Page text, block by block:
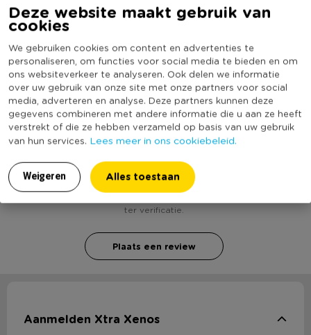
Deze website maakt gebruik van
cookies
We gebruiken cookies om content en advertenties te
personaliseren, om functies voor social media te bieden en om
ons websiteverkeer te analyseren. Ook delen we informatie
over uw gebruik van onze site met onze partners voor social
media, adverteren en analyse. Deze partners kunnen deze
gegevens combineren met andere informatie die u aan ze heeft
verstrekt of die ze hebben verzameld op basis van uw gebruik
van hun services. Lees meer in ons cookiebeleid.
Weigeren Alles toestaan
De set bevat een jumpsuit, masker, riem en cape.
Materiaal
Polyester
Duurzaamheidsscore
(Nog) geen score
bekend
Heb jij Star Wars Darth vader kostuum - maat
Voor het schrijven van een review is een geldig e-mail adres nodig
ter verificatie.
Plaats een review
Aanmelden Xtra Xenos